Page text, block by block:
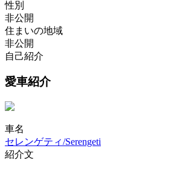
性別
非公開
住まいの地域
非公開
自己紹介
愛車紹介
車名
セレンゲティ/Serengeti
紹介文